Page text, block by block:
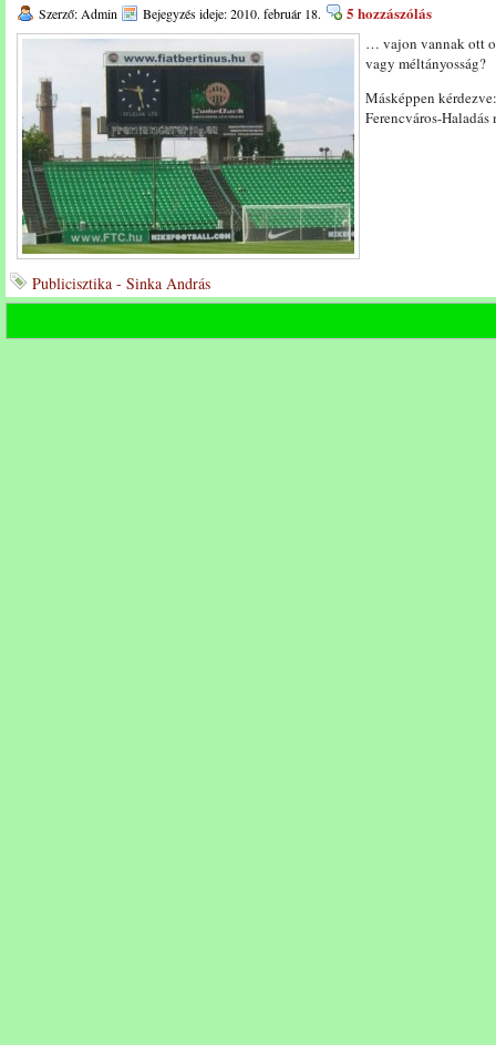
Szerző: Admin Bejegyzés ideje: 2010. február 18. 5 hozzászólás
… vajon vannak ott
vagy méltányosság?
Másképpen
Ferencváros-
Publicisztika - Sinka András